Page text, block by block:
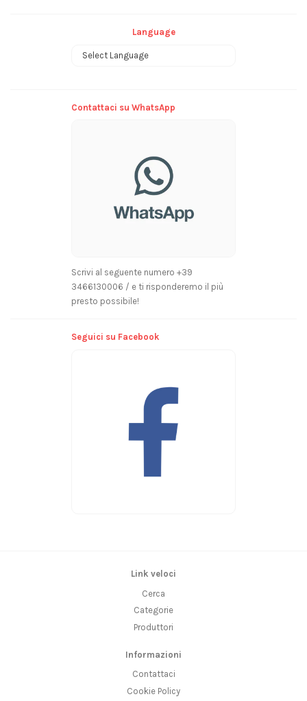
Language
Contattaci su WhatsApp
Scrivi al seguente numero +39
3466130006 / e ti risponderemo il più
presto possibile!
Seguici su Facebook
Link veloci
Cerca
Categorie
Produttori
Informazioni
Contattaci
Cookie Policy